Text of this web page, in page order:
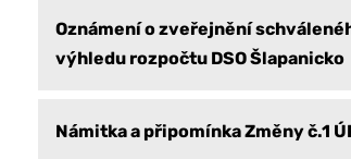
Oznámení o zveřejnění
výhledu rozpočtu DSO Šlapanicko
Námitka a připomínka Změny č.1